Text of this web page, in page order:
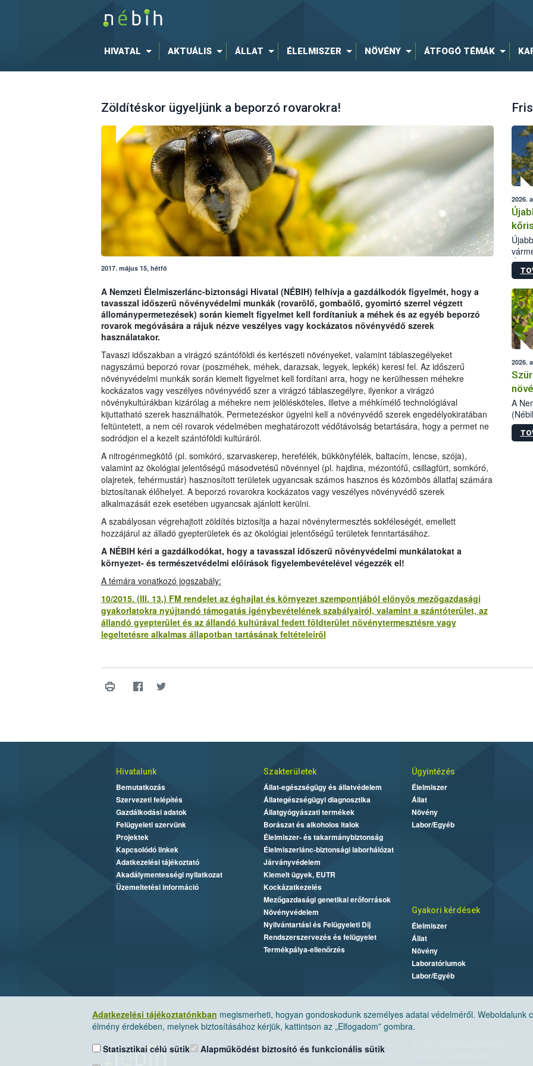
HIVATAL AKTUÁLIS ÁLLAT ÉLELMISZER NÖVÉNY ÁTFOGÓ TÉMÁK
Zöldítéskor ügyeljünk a beporzó rovarokra!
2017. május 15, hétfő
A Nemzeti Élelmiszerlánc-biztonsági Hivatal (NÉBIH) felhívja a gazdálkodók figyelmét, hogy a
tavasszal időszerű növényvédelmi munkák (rovarölő, gombaölő, gyomirtó szerrel végzett
állománypermetezések) során kiemelt figyelmet kell fordítaniuk a méhek és az egyéb beporzó
rovarok megóvására a rájuk nézve veszélyes vagy kockázatos növényvédő szerek
használatakor.
Tavaszi időszakban a virágzó szántóföldi és kertészeti növényeket, valamint táblaszegélyeket
nagyszámú beporzó rovar (poszméhek, méhek, darazsak, legyek, lepkék) keresi fel. Az időszerű
növényvédelmi munkák során kiemelt figyelmet kell fordítani arra, hogy ne kerülhessen méhekre
kockázatos vagy veszélyes növényvédő szer a virágzó táblaszegélyre, ilyenkor a virágzó
növénykultúrákban kizárólag a méhekre nem jelölésköteles, illetve a méhkímélő technológiával
kijuttatható szerek használhatók. Permetezéskor ügyelni kell a növényvédő szerek engedélyokiratában
feltüntetett, a nem cél rovarok védelmében meghatározott védőtávolság betartására, hogy a permet ne
sodródjon el a kezelt szántóföldi kultúráról.
A nitrogénmegkötő (pl. somkóró, szarvaskerep, herefélék, bükkönyfélék, baltacím, lencse, szója),
valamint az ökológiai jelentőségű másodvetésű növénnyel (pl. hajdina, mézontófű, csillagfürt, somkóró,
olajretek, fehérmustár) hasznosított területek ugyancsak számos hasznos és közömbös állatfaj számára
biztosítanak élőhelyet. A beporzó rovarokra kockázatos vagy veszélyes növényvédő szerek
alkalmazását ezek esetében ugyancsak ajánlott kerülni.
A szabályosan végrehajtott zöldítés biztosítja a hazai növénytermesztés sokféleségét, emellett
hozzájárul az álladó gyepterületek és az ökológiai jelentőségű területek fenntartásához.
A NÉBIH kéri a gazdálkodókat, hogy a tavasszal időszerű növényvédelmi munkálatokat a
környezet- és természetvédelmi előírások figyelembevételével végezzék el!
A témára vonatkozó jogszabály:
10/2015. (III. 13.) FM rendelet az éghajlat és környezet szempontjából előnyös mezőgazdasági
gyakorlatokra nyújtandó támogatás igénybevételének szabályairól, valamint a szántóterület, az
állandó gyepterület és az állandó kultúrával fedett földterület növénytermesztésre vagy
legeltetésre alkalmas állapotban tartásának feltételeiről
2026.
2026.
A
Adatkezelési tájékoztatónkban megismerheti, hogyan gondoskodunk személyes adatai védelméről. Weboldalunk
élmény érdekében, melynek biztosításához kérjük, kattintson az „Elfogadom” gombra.
Statisztikai célú sütik
Alapműködést biztosító és funkcionális sütik
Hivatalunk
Bemutatkozás
Szervezeti felépítés
Gazdálkodási adatok
Felügyeleti szervünk
Projektek
Kapcsolódó linkek
Adatkezelési tájékoztató
Akadálymentességi nyilatkozat
Üzemeltetési információ
Szakterületek
Állat-egészségügy és állatvédelem
Állategészségügyi diagnosztika
Állatgyógyászati termékek
Borászat és alkoholos italok
Élelmiszer- és takarmánybiztonság
Élelmiszerlánc-biztonsági laborhálózat
Járványvédelem
Kiemelt ügyek, EUTR
Kockázatkezelés
Mezőgazdasági genetikai erőforrások
Növényvédelem
Nyilvántartási és Felügyeleti Díj
Rendszerszervezés és felügyelet
Termékpálya-ellenőrzés
Ügyintézés
Élelmiszer
Állat
Növény
Labor/Egyéb
Gyakori kérdések
Élelmiszer
Állat
Növény
Laboratóriumok
Labor/Egyéb
Nemzeti Élelmiszerlánc-biztonsági Hivatal